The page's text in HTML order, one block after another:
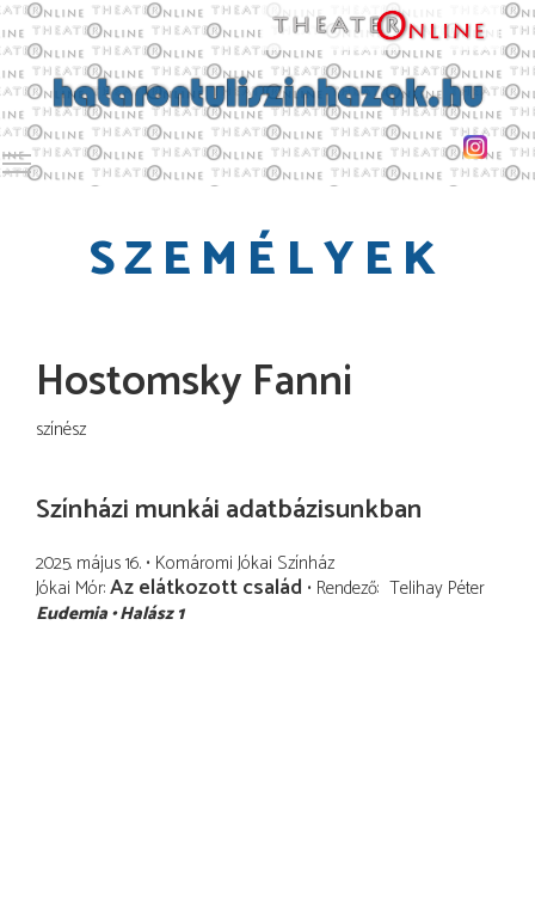
Toggle main menu visibility
SZEMÉLYEK
Hostomsky Fanni
színész
Színházi munkái adatbázisunkban
2025. május 16. Komáromi Jókai Színház
Jókai Mór Az elátkozott család Rendező Telihay Péter
Eudemia Halász 1